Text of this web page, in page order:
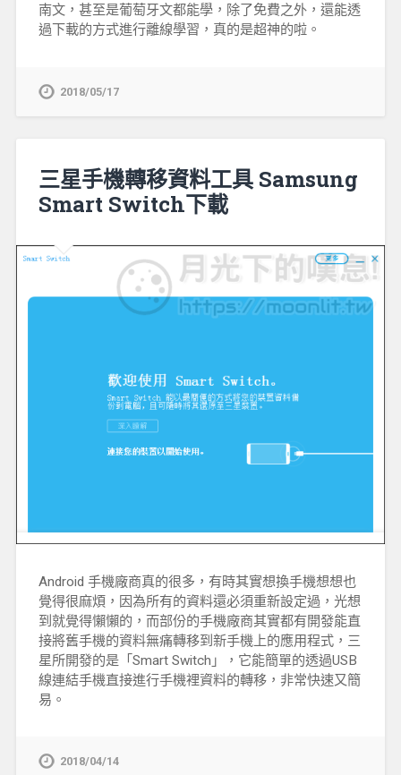
南文，甚至是葡萄牙文都能學，除了免費之外，還能透
過下載的方式進行離線學習，真的是超神的啦。
2018/05/17
三星手機轉移資料工具 Samsung
Smart Switch下載
Android 手機廠商真的很多，有時其實想換手機想想也
覺得很麻煩，因為所有的資料還必須重新設定過，光想
到就覺得懶懶的，而部份的手機廠商其實都有開發能直
接將舊手機的資料無痛轉移到新手機上的應用程式，三
星所開發的是「Smart Switch」，它能簡單的透過USB
線連結手機直接進行手機裡資料的轉移，非常快速又簡
易。
2018/04/14